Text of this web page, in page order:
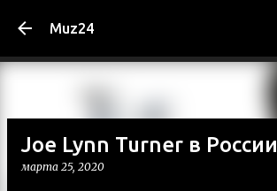
Muz24
Joe Lynn Turner в России
марта 25, 2020